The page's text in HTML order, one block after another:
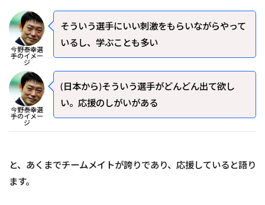
今野泰幸選
手のイメー
ジ
そういう選手にいい刺激をもらいながらやって
いるし、学ぶことも多い
今野泰幸選
手のイメー
ジ
(日本から)そういう選手がどんどん出て欲し
い。応援のしがいがある
と、あくまでチームメイトが誇りであり、応援していると語り
ます。